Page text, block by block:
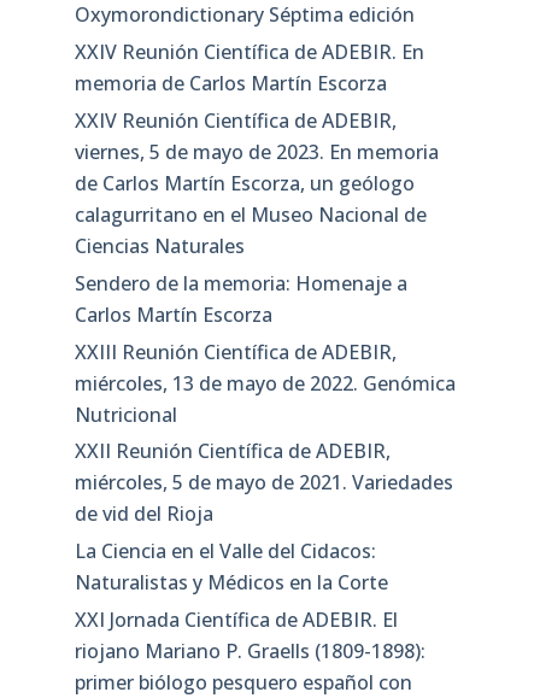
Oxymorondictionary Séptima edición
XXIV Reunión Científica de ADEBIR. En
memoria de Carlos Martín Escorza
XXIV Reunión Científica de ADEBIR,
viernes, 5 de mayo de 2023. En memoria
de Carlos Martín Escorza, un geólogo
calagurritano en el Museo Nacional de
Ciencias Naturales
Sendero de la memoria: Homenaje a
Carlos Martín Escorza
XXIII Reunión Científica de ADEBIR,
miércoles, 13 de mayo de 2022. Genómica
Nutricional
XXII Reunión Científica de ADEBIR,
miércoles, 5 de mayo de 2021. Variedades
de vid del Rioja
La Ciencia en el Valle del Cidacos:
Naturalistas y Médicos en la Corte
XXI Jornada Científica de ADEBIR. El
riojano Mariano P. Graells (1809-1898):
primer biólogo pesquero español con